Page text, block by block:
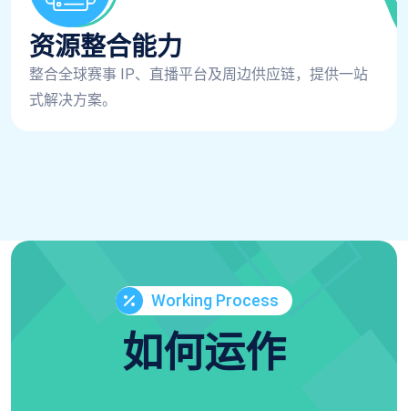
资源整合能力
整合全球赛事 IP、直播平台及周边供应链，提供一站
式解决方案。
Working Process
如何运作